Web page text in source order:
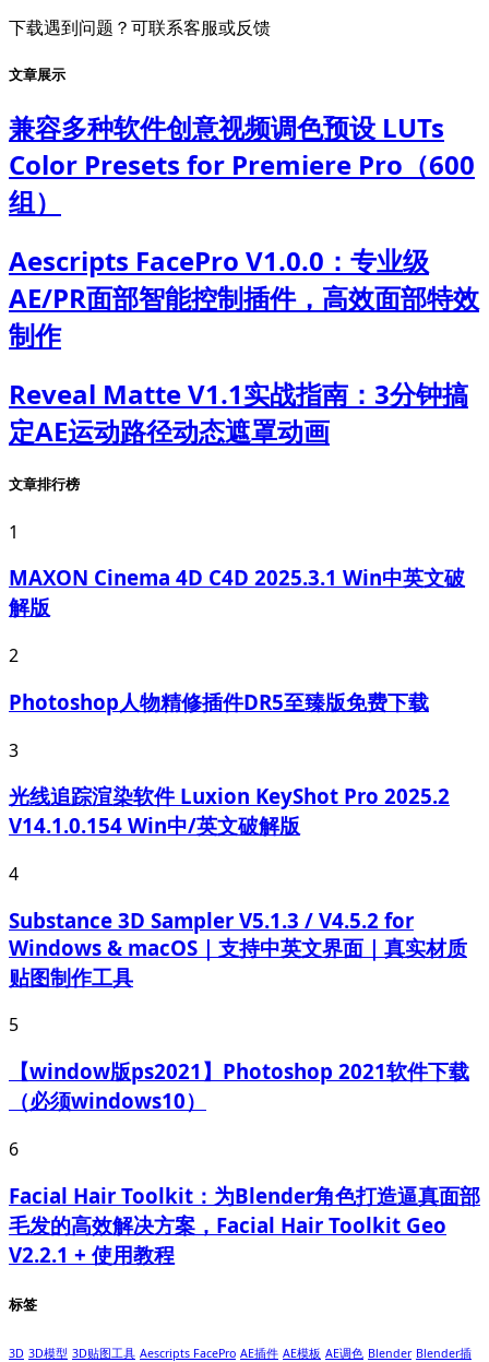
下载遇到问题？可联系客服或反馈
文章展示
兼容多种软件创意视频调色预设 LUTs
Color Presets for Premiere Pro（600
组）
Aescripts FacePro V1.0.0：专业级
AE/PR面部智能控制插件，高效面部特效
制作
Reveal Matte V1.1实战指南：3分钟搞
定AE运动路径动态遮罩动画
文章排行榜
1
MAXON Cinema 4D C4D 2025.3.1 Win中英文破
解版
2
Photoshop人物精修插件DR5至臻版免费下载
3
光线追踪渲染软件 Luxion KeyShot Pro 2025.2
V14.1.0.154 Win中/英文破解版
4
Substance 3D Sampler V5.1.3 / V4.5.2 for
Windows & macOS｜支持中英文界面｜真实材质
贴图制作工具
5
【window版ps2021】Photoshop 2021软件下载
（必须windows10）
6
Facial Hair Toolkit：为Blender角色打造逼真面部
毛发的高效解决方案，Facial Hair Toolkit Geo
V2.2.1 + 使用教程
标签
3D 3D模型 3D贴图工具 Aescripts FacePro AE插件 AE模板 AE调色 Blender Blender插